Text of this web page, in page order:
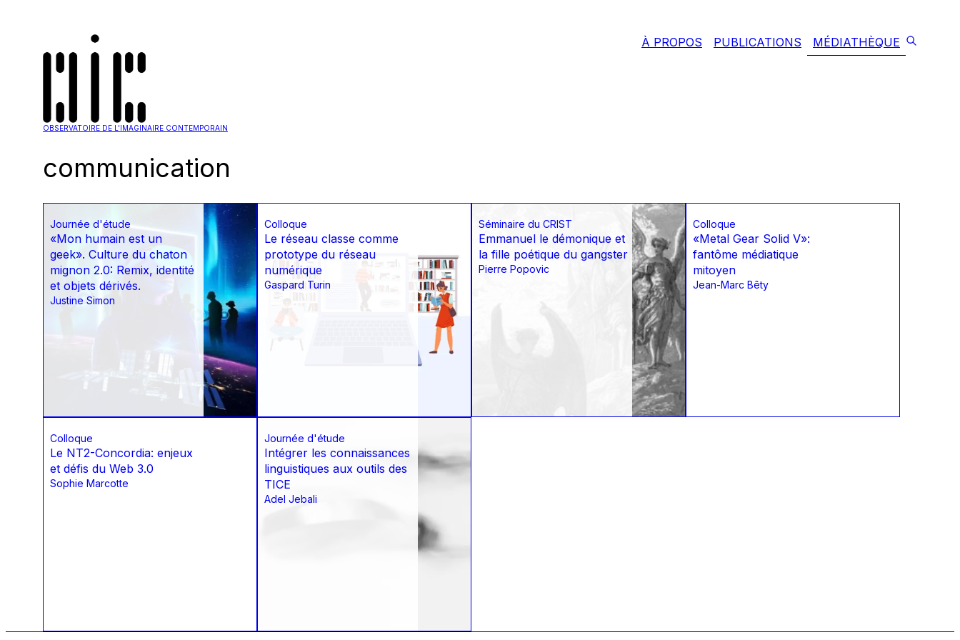
OBSERVATOIRE DE L'IMAGINAIRE CONTEMPORAIN
À PROPOS PUBLICATIONS MÉDIATHÈQUE
communication
Journée d'étude
«Mon humain est un
geek». Culture du chaton
mignon 2.0: Remix, identité
et objets dérivés.
Justine Simon
Colloque
Le réseau classe comme
prototype du réseau
numérique
Gaspard Turin
Séminaire du CRIST
Emmanuel le démonique et
la fille poétique du gangster
Pierre Popovic
Colloque
«Metal Gear Solid V»:
fantôme médiatique
mitoyen
Jean-Marc Bêty
Colloque
Le NT2-Concordia: enjeux
et défis du Web 3.0
Sophie Marcotte
Journée d'étude
Intégrer les connaissances
linguistiques aux outils des
TICE
Adel Jebali